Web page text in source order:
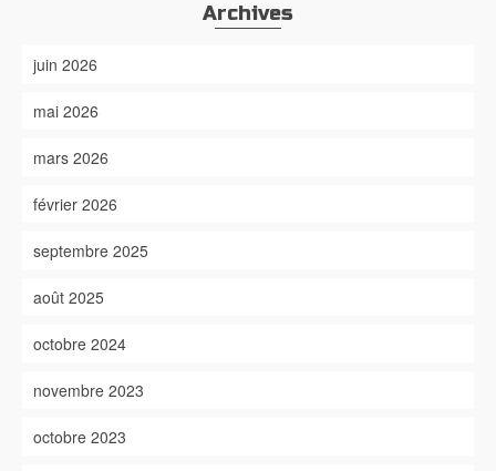
Archives
juin 2026
mai 2026
mars 2026
février 2026
septembre 2025
août 2025
octobre 2024
novembre 2023
octobre 2023